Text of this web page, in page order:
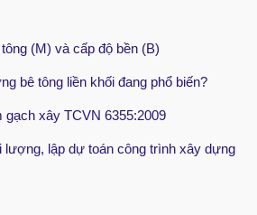
(M) và cấp độ bền (B)
bê tông liền khối đang phổ biến?
gạch xây TCVN 6355:2009
lượng, lập dự toán công trình xây dựng